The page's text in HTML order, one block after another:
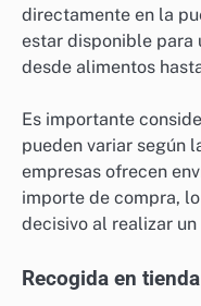
directamente en la
estar disponible para
desde alimentos
Es importante
pueden variar según
empresas ofrecen
importe de compra,
decisivo al realizar un
Recogida en tienda